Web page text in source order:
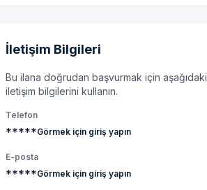
İletişim Bilgileri
Bu ilana doğrudan başvurmak için aşağıdaki
iletişim bilgilerini kullanın.
Telefon
*****Görmek için giriş yapın
E-posta
*****Görmek için giriş yapın